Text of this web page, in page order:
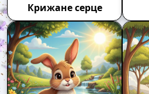
Крижане серце